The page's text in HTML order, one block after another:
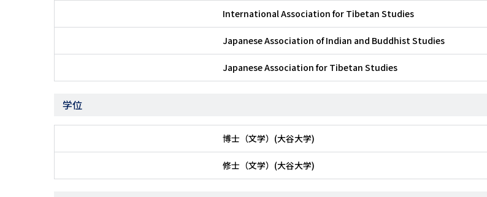
International Association for Tibetan Studies
Japanese Association of Indian and Buddhist Studies
Japanese Association for Tibetan Studies
学位
博士（文学）(大谷大学)
修士（文学）(大谷大学)